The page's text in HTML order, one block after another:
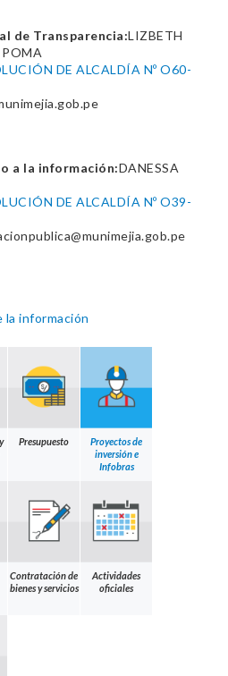
de Transparencia:LIZBETH
POMA
DE ALCALDÍA Nº O60-
a la información:DANESSA
DE ALCALDÍA Nº O39-
la información
Presupuesto
Proyectos de
inversión e
Infobras
Contratación de
bienes y servicios
Actividades
oficiales